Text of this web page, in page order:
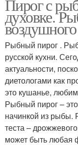
Пирог с
духовке.
Рыбный пирог .
русской кухни.
актуальности,
диетологами как
это кушанье,
Рыбный пирог –
начинкой из рыбы.
теста –
может быть любая